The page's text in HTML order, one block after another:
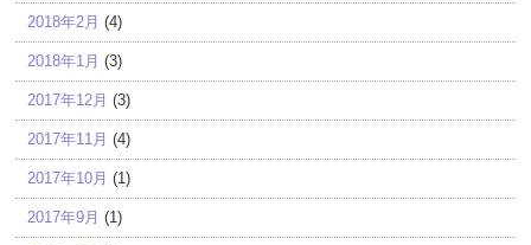
2018年2月 (4)
2018年1月 (3)
2017年12月 (3)
2017年11月 (4)
2017年10月 (1)
2017年9月 (1)